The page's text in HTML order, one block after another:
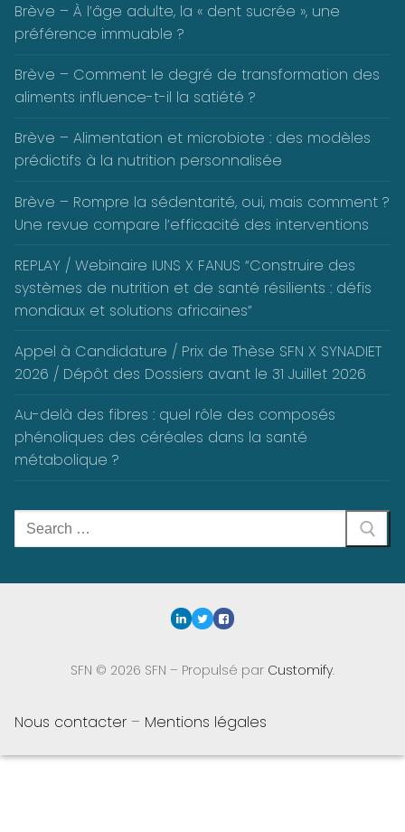
Brève – À l’âge adulte, la « dent sucrée », une
préférence immuable ?
Brève – Comment le degré de transformation des
aliments influence-t-il la satiété ?
Brève – Alimentation et microbiote : des modèles
prédictifs à la nutrition personnalisée
Brève – Rompre la sédentarité, oui, mais comment ?
Une revue compare l’efficacité des interventions
REPLAY / Webinaire IUNS X FANUS “Construire des
systèmes de nutrition et de santé résilients : défis
mondiaux et solutions africaines”
Appel à Candidature / Prix de Thèse SFN X SYNADIET
2026 / Dépôt des Dossiers avant le 31 Juillet 2026
Au-delà des fibres : quel rôle des composés
phénoliques des céréales dans la santé
métabolique ?
Rechercher
:
SFN © 2026 SFN – Propulsé par Customify.
Nous contacter – Mentions légales